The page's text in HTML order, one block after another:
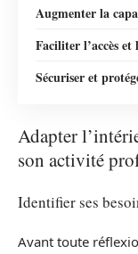
Augmenter la
Faciliter l’accès
Sécuriser et
Adapter
son activité
Identifier ses
Avant toute